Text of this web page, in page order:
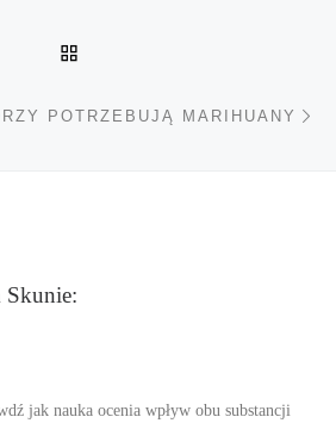
POTRZEBUJĄ MARIHUANY
Skunie:
jak nauka ocenia wpływ obu substancji